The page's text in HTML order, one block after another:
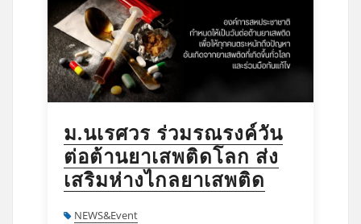
ม.นเรศวร ร่วมรณรงค์วัน
ต่อต้านยาเสพติดโลก ส่ง
เสริมห่างไกลยาเสพติด
NEWS&Event